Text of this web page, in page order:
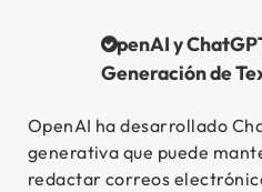
OpenAI y
Generación de
OpenAI ha desarrollado
generativa que puede
redactar correos